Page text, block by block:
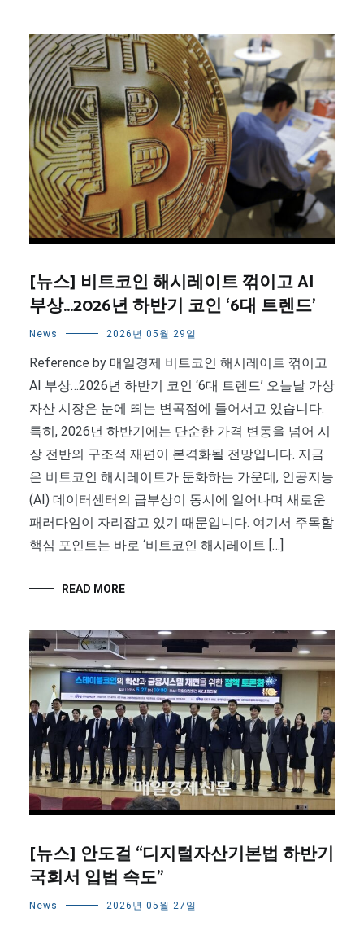
[뉴스] 비트코인 해시레이트 꺾이고 AI
부상…2026년 하반기 코인 ‘6대 트렌드’
News 2026년 05월 29일
Reference by 매일경제 비트코인 해시레이트 꺾이고
AI 부상…2026년 하반기 코인 ‘6대 트렌드’ 오늘날 가상
자산 시장은 눈에 띄는 변곡점에 들어서고 있습니다.
특히, 2026년 하반기에는 단순한 가격 변동을 넘어 시
장 전반의 구조적 재편이 본격화될 전망입니다. 지금
은 비트코인 해시레이트가 둔화하는 가운데, 인공지능
(AI) 데이터센터의 급부상이 동시에 일어나며 새로운
패러다임이 자리잡고 있기 때문입니다. 여기서 주목할
핵심 포인트는 바로 ‘비트코인 해시레이트 […]
READ MORE
[뉴스] 안도걸 “디지털자산기본법 하반기
국회서 입법 속도”
News 2026년 05월 27일